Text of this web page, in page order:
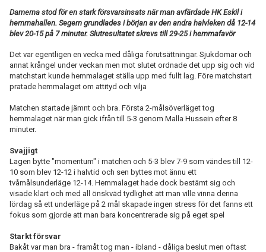
Damerna stod för en stark försvarsinsats när man avfärdade HK Eskil i
hemmahallen. Segern grundlades i början av den andra halvleken då 12-14
blev 20-15 på 7 minuter. Slutresultatet skrevs till 29-25 i hemmafavör
Det var egentligen en vecka med dåliga förutsättningar. Sjukdomar och
annat krångel under veckan men mot slutet ordnade det upp sig och vid
matchstart kunde hemmalaget ställa upp med fullt lag. Före matchstart
pratade hemmalaget om attityd och vilja
Matchen startade jämnt och bra. Första 2-målsöverläget tog
hemmalaget när man gick ifrån till 5-3 genom Malla Hussein efter 8
minuter.
Svajjigt
Lagen bytte "momentum" i matchen och 5-3 blev 7-9 som vändes till 12-
10 som blev 12-12 i halvtid och sen byttes mot ännu ett
tvåmålsunderläge 12-14. Hemmalaget hade dock bestämt sig och
visade klart och med all önskväd tydlighet att man ville vinna denna
lördag så ett underläge på 2 mål skapade ingen stress för det fanns ett
fokus som gjorde att man bara koncentrerade sig på eget spel
Starkt försvar
Bakåt var man bra - framåt tog man - ibland - dåliga beslut men oftast